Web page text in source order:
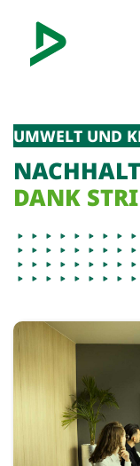
UMWELT UND
DANK